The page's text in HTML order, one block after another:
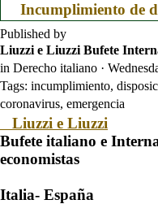
Incumplimiento de
Published by
Liuzzi e Liuzzi Bufete
in Derecho italiano ·
Tags: incumplimiento,
coronavirus, emergencia
Liuzzi e Liuzzi
Bufete italiano e
economistas
Italia- España